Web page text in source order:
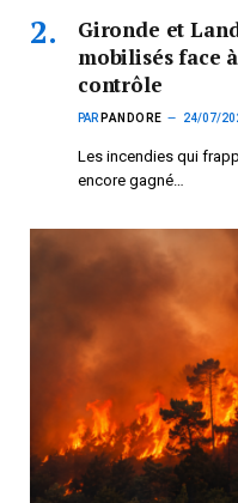
Gironde et
mobilisés face
contrôle
PAR PANDORE 24/07/
Les incendies qui
encore gagné…